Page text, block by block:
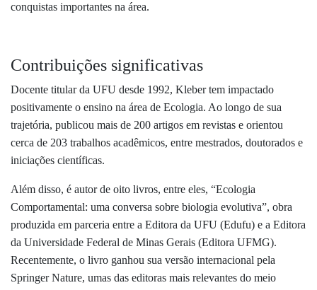
conquistas importantes na área.
Contribuições significativas
Docente titular da UFU desde 1992, Kleber tem impactado
positivamente o ensino na área de Ecologia. Ao longo de sua
trajetória, publicou mais de 200 artigos em revistas e orientou
cerca de 203 trabalhos acadêmicos, entre mestrados, doutorados e
iniciações científicas.
Além disso, é autor de oito livros, entre eles, “Ecologia
Comportamental: uma conversa sobre biologia evolutiva”, obra
produzida em parceria entre a Editora da UFU (Edufu) e a Editora
da Universidade Federal de Minas Gerais (Editora UFMG).
Recentemente, o livro ganhou sua versão internacional pela
Springer Nature, umas das editoras mais relevantes do meio